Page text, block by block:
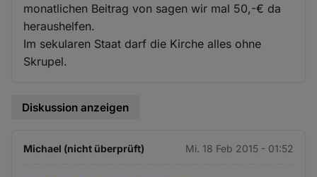
monatlichen Beitrag von sagen wir mal 50,-€ da
heraushelfen.
Im sekularen Staat darf die Kirche alles ohne
Skrupel.
Diskussion anzeigen
Michael (nicht überprüft) Mi. 18 Feb 2015 - 01:52